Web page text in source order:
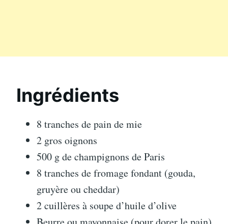
Ingrédients
8 tranches de pain de mie
2 gros oignons
500 g de champignons de Paris
8 tranches de fromage fondant (gouda,
gruyère ou cheddar)
2 cuillères à soupe d’huile d’olive